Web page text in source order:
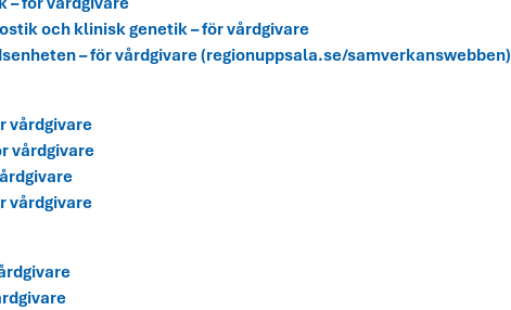
och klinisk genetik – för vårdgivare
– för vårdgivare (regionuppsala.se/samverkanswebben)
vårdgivare
vårdgivare
vårdgivare